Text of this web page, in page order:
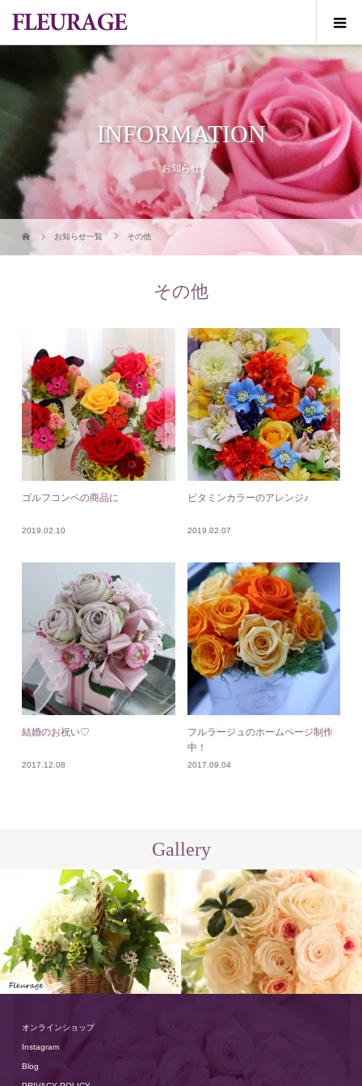
INFORMATION
お知らせ
お知らせ一覧 その他
その他
ゴルフコンペの商品に
2019.02.10
ビタミンカラーのアレンジ♪
2019.02.07
結婚のお祝い♡
2017.12.08
フルラージュのホームページ制作
中！
2017.09.04
Gallery
オンラインショップ
Instagram
Blog